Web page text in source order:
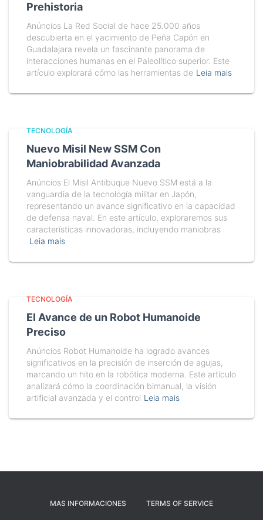
Prehistoria
Anúncios La Red Social de hace 25.000 años
descubierta en el yacimiento de Peña Capón en
Guadalajara revela un fascinante panorama de
interacciones humanas en el Paleolítico superior. Este
artículo explorará cómo las herramientas de Leia mais
TECNOLOGÍA
Nuevo Misil New SSM Con
Maniobrabilidad Avanzada
Anúncios El Misil Antibuque Nuevo SSM está a la
vanguardia de la tecnología militar en Japón,
representando un avance significativo en la capacidad
de defensa naval. En este artículo, exploraremos sus
características innovadoras, incluyendo maniobras
Leia mais
TECNOLOGÍA
El Avance de un Robot Humanoide
Preciso
Anúncios Robot Humanoide ha logrado avances
significativos en la precisión de inserción de agujas,
marcando un hito en la robótica moderna. Este artículo
analizará cómo la coordinación bimanual, la visión
artificial avanzada y el control Leia mais
MAS INFORMACIONES TERMS OF SERVICE